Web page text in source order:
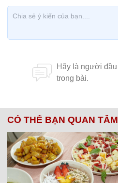
CÓ THỂ BẠN QUAN TÂM